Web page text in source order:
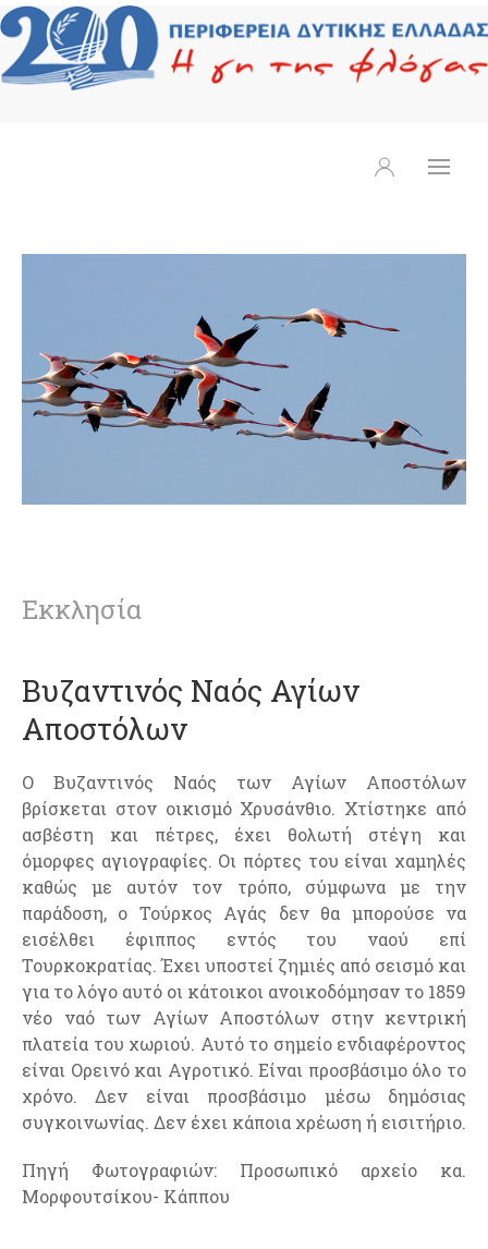
Εκκλησία
Βυζαντινός Ναός Αγίων
Αποστόλων
Ο Βυζαντινός Ναός των Αγίων Αποστόλων
βρίσκεται στον οικισμό Χρυσάνθιο. Χτίστηκε από
ασβέστη και πέτρες, έχει θολωτή στέγη και
όμορφες αγιογραφίες. Οι πόρτες του είναι χαμηλές
καθώς με αυτόν τον τρόπο, σύμφωνα με την
παράδοση, ο Τούρκος Αγάς δεν θα μπορούσε να
εισέλθει έφιππος εντός του ναού επί
Τουρκοκρατίας. Έχει υποστεί ζημιές από σεισμό και
για το λόγο αυτό οι κάτοικοι ανοικοδόμησαν το 1859
νέο ναό των Αγίων Αποστόλων στην κεντρική
πλατεία του χωριού. Αυτό το σημείο ενδιαφέροντος
είναι Ορεινό και Αγροτικό. Είναι προσβάσιμο όλο το
χρόνο. Δεν είναι προσβάσιμο μέσω δημόσιας
συγκοινωνίας. Δεν έχει κάποια χρέωση ή εισιτήριο.
Πηγή Φωτογραφιών: Προσωπικό αρχείο κα.
Μορφουτσίκου- Κάππου